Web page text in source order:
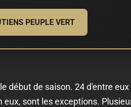
PEUPLE VERT
début de saison. 24 d'entre
sont les exceptions.